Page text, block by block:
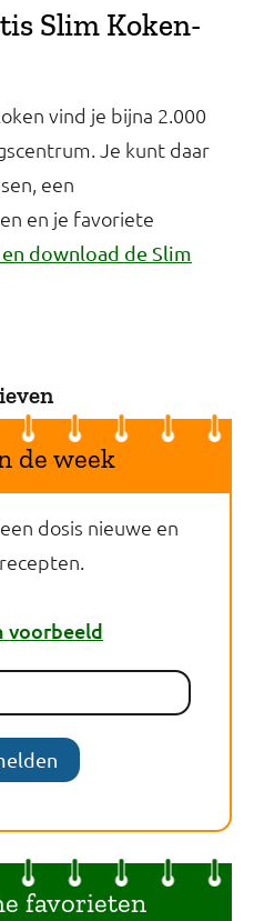
Slim Koken-
vind je bijna 2.000
Je kunt daar
een
en je favoriete
download de Slim
de week
dosis nieuwe en
voorbeeld
favorieten